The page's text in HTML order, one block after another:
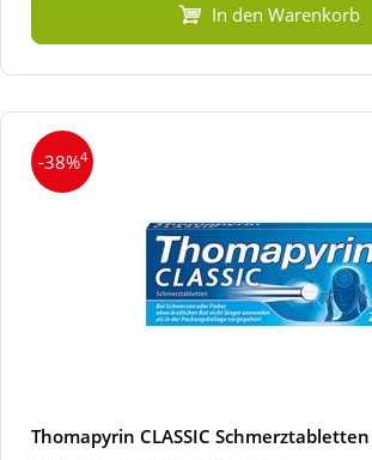
In den Warenkorb
-38%4
Thomapyrin CLASSIC Schmerztabletten